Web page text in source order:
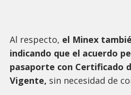
Al respecto, el Minex
indicando que el acuerdo
pasaporte con Certificado
Vigente, sin necesidad de